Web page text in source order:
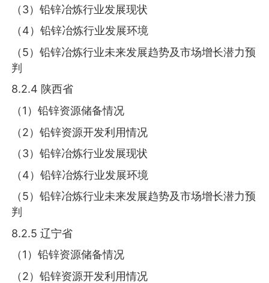
（3）铅锌冶炼行业发展现状
（4）铅锌冶炼行业发展环境
（5）铅锌冶炼行业未来发展趋势及市场增长潜力预
判
8.2.4 陕西省
（1）铅锌资源储备情况
（2）铅锌资源开发利用情况
（3）铅锌冶炼行业发展现状
（4）铅锌冶炼行业发展环境
（5）铅锌冶炼行业未来发展趋势及市场增长潜力预
判
8.2.5 辽宁省
（1）铅锌资源储备情况
（2）铅锌资源开发利用情况